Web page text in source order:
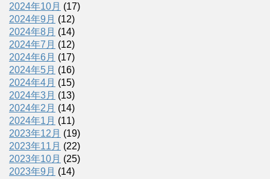
2024年10月 (17)
2024年9月 (12)
2024年8月 (14)
2024年7月 (12)
2024年6月 (17)
2024年5月 (16)
2024年4月 (15)
2024年3月 (13)
2024年2月 (14)
2024年1月 (11)
2023年12月 (19)
2023年11月 (22)
2023年10月 (25)
2023年9月 (14)